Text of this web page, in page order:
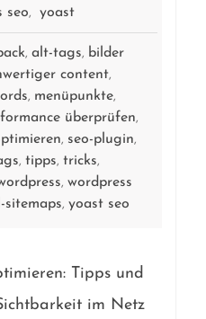
seo, yoast
, alt-tags, bilder
content,
, menüpunkte,
überprüfen,
, seo-plugin,
, tipps, tricks,
,wordpress
sitemaps,yoast seo
Tipps und
im Netz